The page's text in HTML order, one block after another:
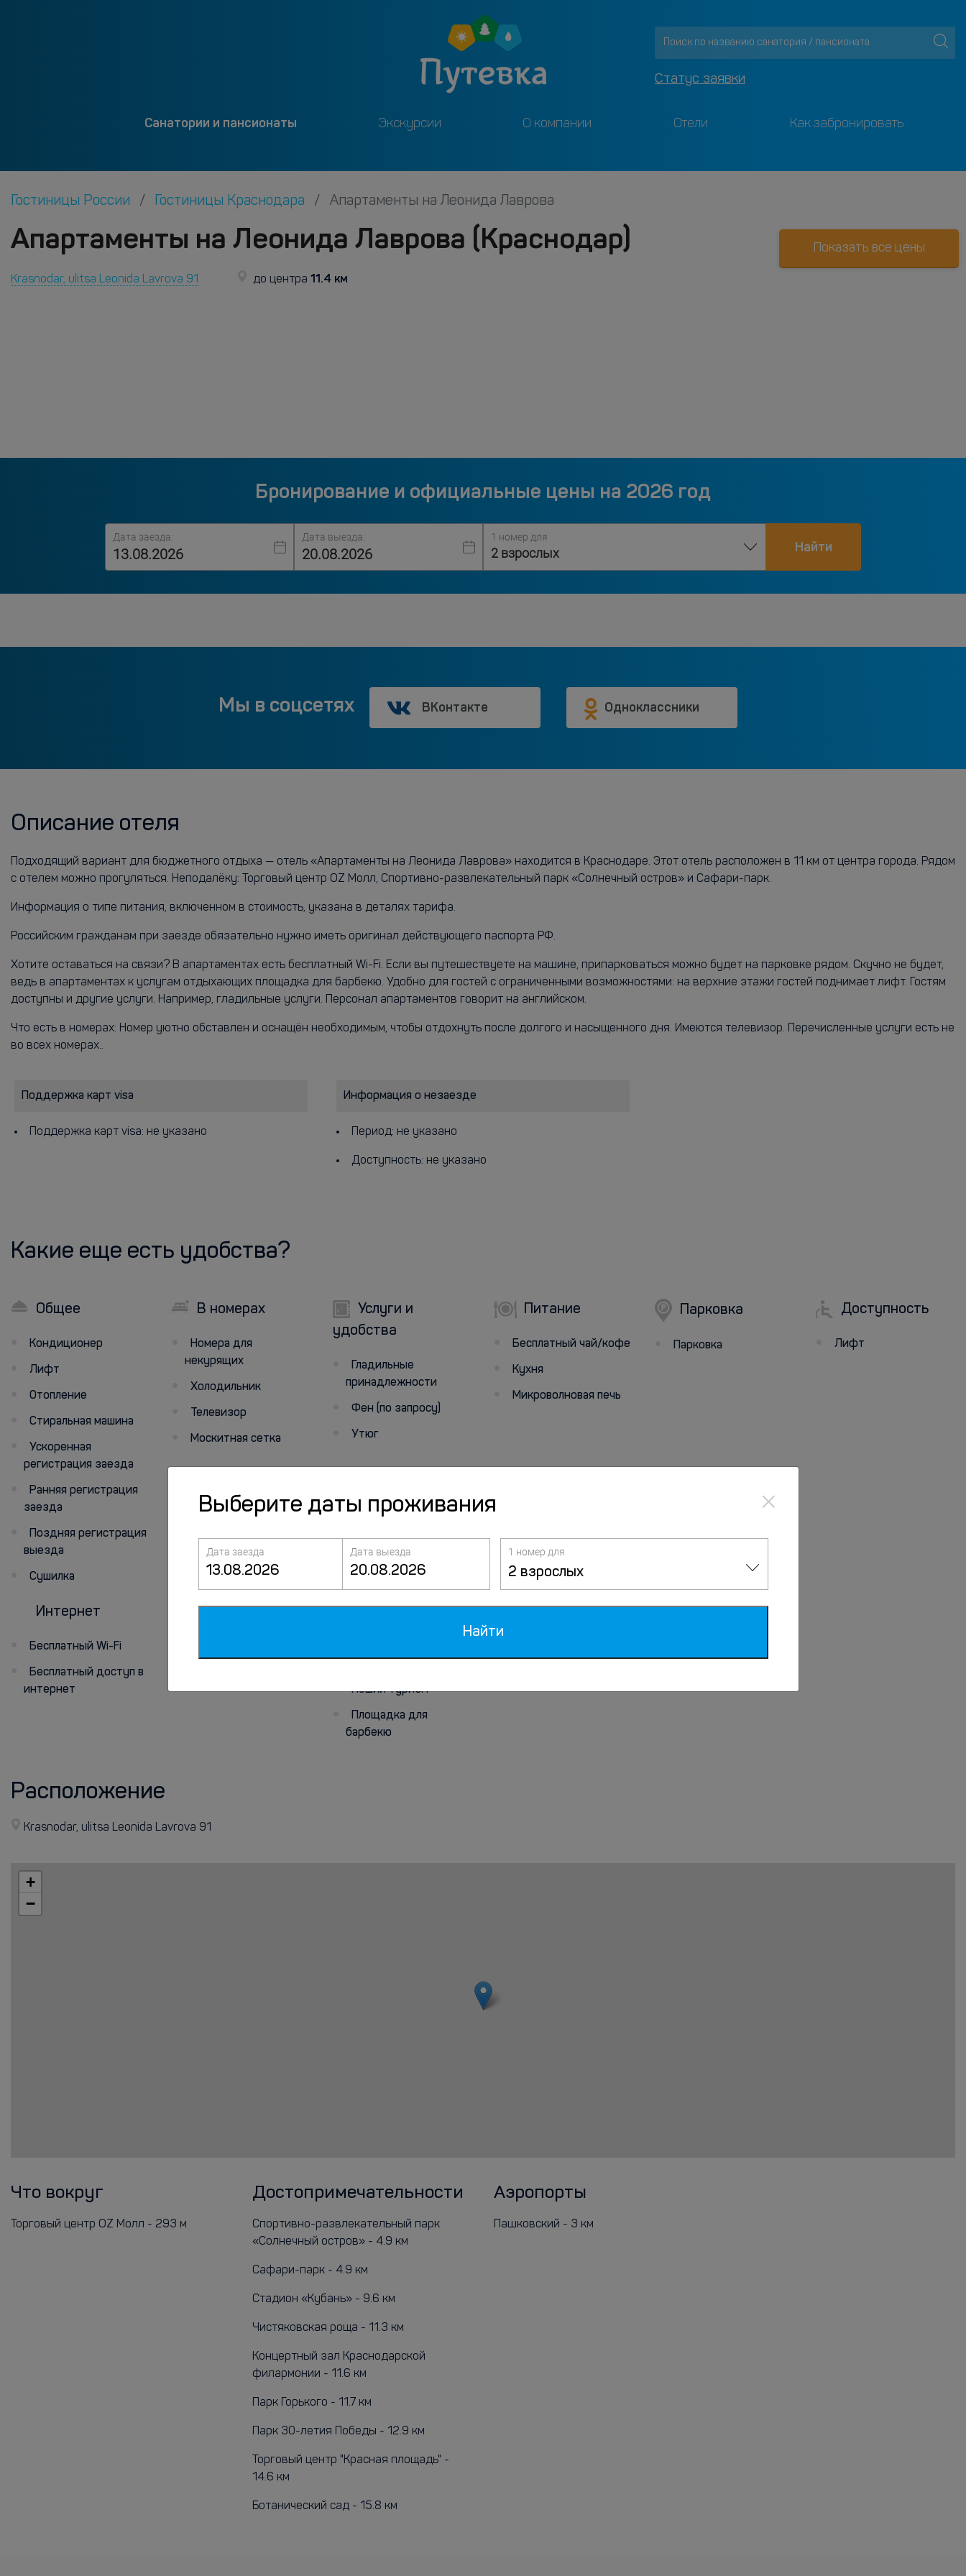
Статус заявки
Санатории и пансионаты Экскурсии О компании Отели Как забронировать
Гостиницы России Гостиницы Краснодара Апартаменты на Леонида Лаврова
Апартаменты на Леонида Лаврова (Краснодар)
Krasnodar, ulitsa Leonida Lavrova 91 до центра 11.4 км
Показать все цены
Бронирование и официальные цены на 2026 год
Дата заезда: Дата выезда: 1 номер для
2 взрослых Найти
Мы в соцсетях ВКонтакте Одноклассники
Описание отеля
Подходящий вариант для бюджетного отдыха — отель «Апартаменты на Леонида Лаврова» находится в Краснодаре. Этот отель расположен в 11 км от центра города. Рядом
с отелем можно прогуляться. Неподалёку: Торговый центр OZ Молл, Спортивно-развлекательный парк «Солнечный остров» и Сафари-парк.
Информация о типе питания, включенном в стоимость, указана в деталях тарифа.
Российским гражданам при заезде обязательно нужно иметь оригинал действующего паспорта РФ.
Хотите оставаться на связи? В апартаментах есть бесплатный Wi-Fi. Если вы путешествуете на машине, припарковаться можно будет на парковке рядом. Скучно не будет,
ведь в апартаментах к услугам отдыхающих площадка для барбекю. Удобно для гостей с ограниченными возможностями: на верхние этажи гостей поднимает лифт. Гостям
доступны и другие услуги. Например, гладильные услуги. Персонал апартаментов говорит на английском.
Что есть в номерах: Номер уютно обставлен и оснащён необходимым, чтобы отдохнуть после долгого и насыщенного дня. Имеются телевизор. Перечисленные услуги есть не
во всех номерах..
Поддержка карт visa
Поддержка карт visa: не указано
Информация о незаезде
Период: не указано
Доступность: не указано
Какие еще есть удобства?
Общее
Кондиционер
Лифт
Отопление
Стиральная машина
Ускоренная
регистрация заезда
Ранняя регистрация
заезда
Поздняя регистрация
выезда
Сушилка
В номерах
Номера для
некурящих
Холодильник
Телевизор
Москитная сетка
Услуги и
удобства
Гладильные
принадлежности
Фен (по запросу)
Утюг
Питание
Бесплатный чай/кофе
Кухня
Микроволновая печь
Парковка
Парковка
Доступность
Лифт
Интернет
Бесплатный Wi-Fi
Бесплатный доступ в
интернет
Пеший туризм
Площадка для
барбекю
Расположение
Krasnodar, ulitsa Leonida Lavrova 91
+
−
Что вокруг
Торговый центр OZ Молл - 293 м
Достопримечательности
Спортивно-развлекательный парк
«Солнечный остров» - 4.9 км
Сафари-парк - 4.9 км
Стадион «Кубань» - 9.6 км
Чистяковская роща - 11.3 км
Концертный зал Краснодарской
филармонии - 11.6 км
Парк Горького - 11.7 км
Парк 30-летия Победы - 12.9 км
Торговый центр "Красная площадь" -
14.6 км
Ботанический сад - 15.8 км
Аэропорты
Пашковский - 3 км
Выберите даты проживания ×
Дата заезда Дата выезда 1 номер для
2 взрослых
Найти